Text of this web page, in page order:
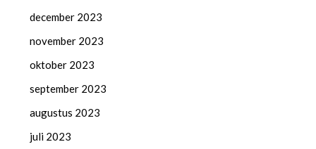
december 2023
november 2023
oktober 2023
september 2023
augustus 2023
juli 2023